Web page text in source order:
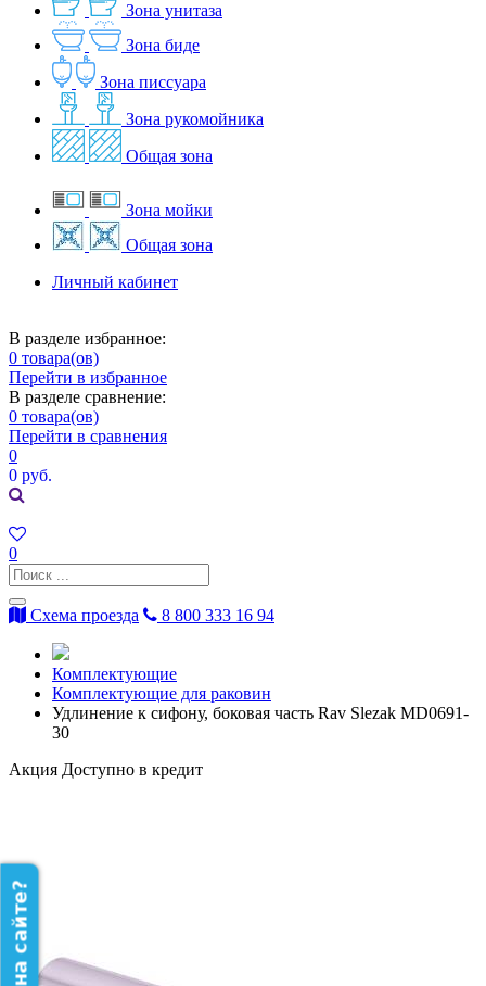
Зона унитаза
Зона биде
Зона писсуара
Зона рукомойника
Общая зона
Зона мойки
Общая зона
Личный кабинет
В разделе избранное:
0 товара(ов)
Перейти в избранное
В разделе сравнение:
0 товара(ов)
Перейти в сравнения
0
0 руб.
0
Схема проезда 8 800 333 16 94
Комплектующие
Комплектующие для раковин
Удлинение к сифону, боковая часть Rav Slezak MD0691-
30
Акция Доступно в кредит